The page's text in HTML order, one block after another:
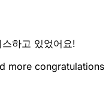
하고 있었어요!
more congratulations